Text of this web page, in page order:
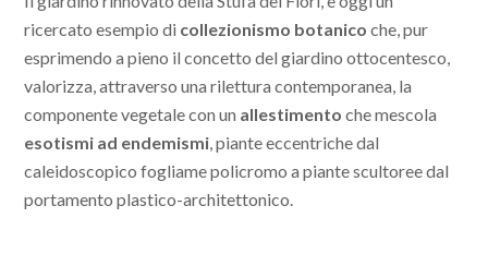
ricercato esempio di collezionismo botanico che, pur
esprimendo a pieno il concetto del giardino ottocentesco,
valorizza, attraverso una rilettura contemporanea, la
componente vegetale con un allestimento che mescola
esotismi ad endemismi , piante eccentriche dal
caleidoscopico fogliame policromo a piante scultoree dal
portamento plastico-architettonico.